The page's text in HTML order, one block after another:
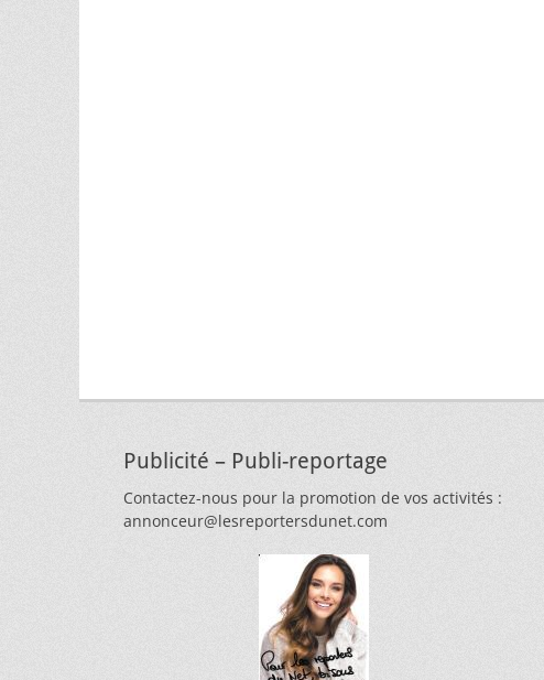
Publicité – Publi-reportage
Contactez-nous pour la promotion de vos activités :
annonceur@lesreportersdunet.com